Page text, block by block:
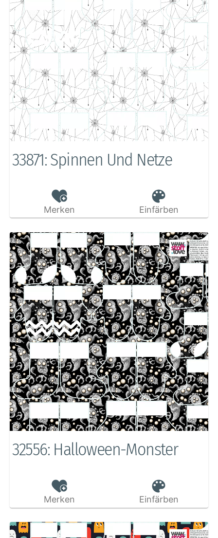
33871: Spinnen Und Netze
Merken Einfärben
32556: Halloween-Monster
Merken Einfärben